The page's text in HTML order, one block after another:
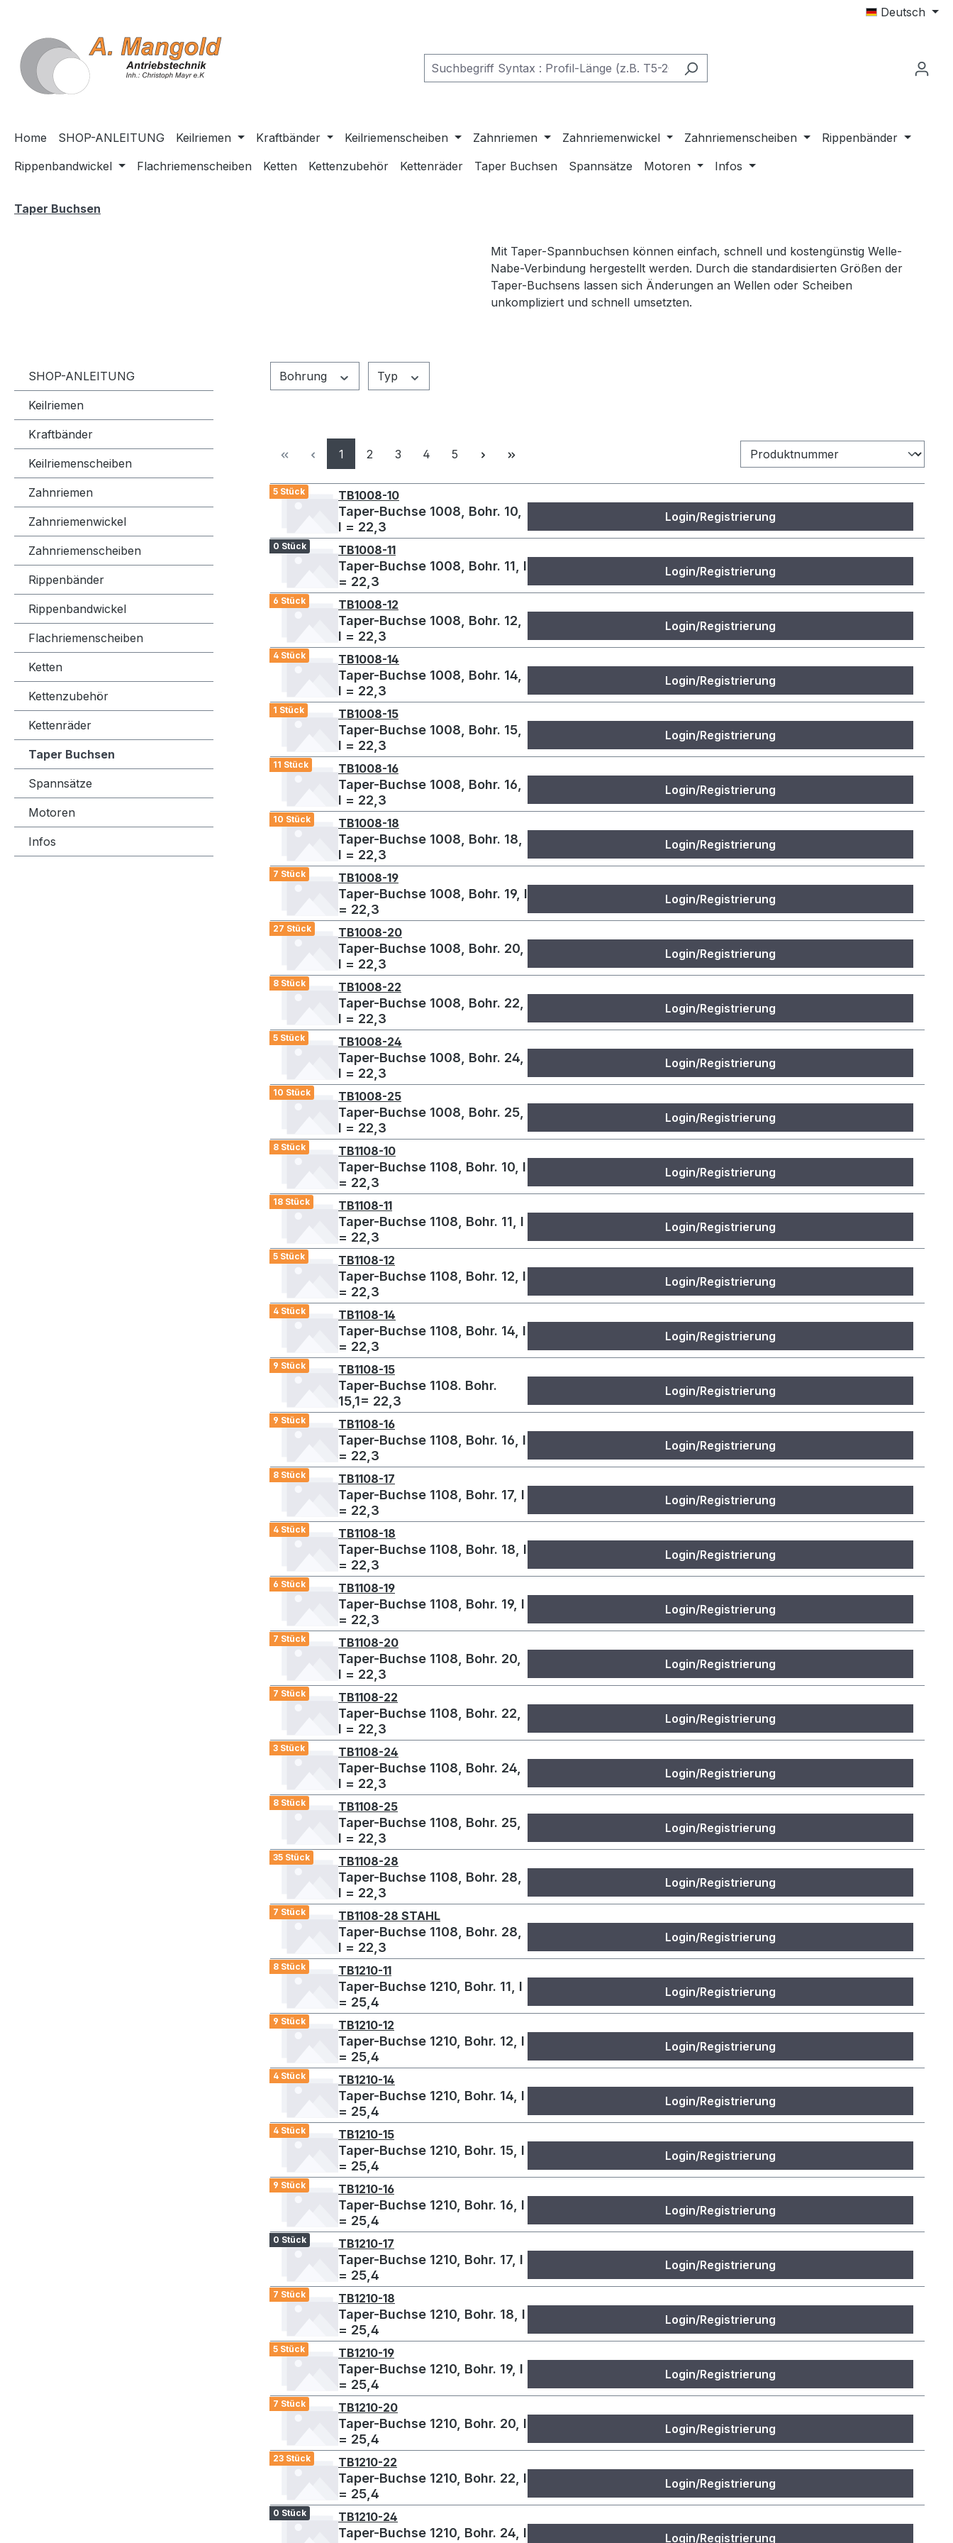
Deutsch
Home SHOP-ANLEITUNG Keilriemen Kraftbänder Keilriemenscheiben Zahnriemen Zahnriemenwickel Zahnriemenscheiben
Rippenbänder
Rippenbandwickel
Flachriemenscheiben Ketten Kettenzubehör Kettenräder Taper Buchsen Spannsätze Motoren Infos
Taper Buchsen
Mit Taper-Spannbuchsen können einfach, schnell und kostengünstig Welle-
Nabe-Verbindung hergestellt werden. Durch die standardisierten Größen der
Taper-Buchsens lassen sich Änderungen an Wellen oder Scheiben
unkompliziert und schnell umsetzten.
SHOP-ANLEITUNG
Keilriemen
Kraftbänder
Keilriemenscheiben
Zahnriemen
Zahnriemenwickel
Zahnriemenscheiben
Rippenbänder
Rippenbandwickel
Flachriemenscheiben
Ketten
Kettenzubehör
Kettenräder
Taper Buchsen
Spannsätze
Motoren
Infos
Bohrung Typ
Seite
1 Seite
2 Seite
3 Seite
4 Seite
5
5 Stück TB1008-10
Taper-Buchse 1008, Bohr. 10,
l = 22,3
Login/Registrierung
0 Stück TB1008-11
Taper-Buchse 1008, Bohr. 11, l
= 22,3
Login/Registrierung
6 Stück TB1008-12
Taper-Buchse 1008, Bohr. 12,
l = 22,3
Login/Registrierung
4 Stück TB1008-14
Taper-Buchse 1008, Bohr. 14,
l = 22,3
Login/Registrierung
1 Stück TB1008-15
Taper-Buchse 1008, Bohr. 15,
l = 22,3
Login/Registrierung
11 Stück TB1008-16
Taper-Buchse 1008, Bohr. 16,
l = 22,3
Login/Registrierung
10 Stück TB1008-18
Taper-Buchse 1008, Bohr. 18,
l = 22,3
Login/Registrierung
7 Stück TB1008-19
Taper-Buchse 1008, Bohr. 19, l
= 22,3
Login/Registrierung
27 Stück TB1008-20
Taper-Buchse 1008, Bohr. 20,
l = 22,3
Login/Registrierung
8 Stück TB1008-22
Taper-Buchse 1008, Bohr. 22,
l = 22,3
Login/Registrierung
5 Stück TB1008-24
Taper-Buchse 1008, Bohr. 24,
l = 22,3
Login/Registrierung
10 Stück TB1008-25
Taper-Buchse 1008, Bohr. 25,
l = 22,3
Login/Registrierung
8 Stück TB1108-10
Taper-Buchse 1108, Bohr. 10, l
= 22,3
Login/Registrierung
18 Stück TB1108-11
Taper-Buchse 1108, Bohr. 11, l
= 22,3
Login/Registrierung
5 Stück TB1108-12
Taper-Buchse 1108, Bohr. 12, l
= 22,3
Login/Registrierung
4 Stück TB1108-14
Taper-Buchse 1108, Bohr. 14, l
= 22,3
Login/Registrierung
9 Stück TB1108-15
Taper-Buchse 1108. Bohr.
15,1= 22,3
Login/Registrierung
9 Stück TB1108-16
Taper-Buchse 1108, Bohr. 16, l
= 22,3
Login/Registrierung
8 Stück TB1108-17
Taper-Buchse 1108, Bohr. 17, l
= 22,3
Login/Registrierung
4 Stück TB1108-18
Taper-Buchse 1108, Bohr. 18, l
= 22,3
Login/Registrierung
6 Stück TB1108-19
Taper-Buchse 1108, Bohr. 19, l
= 22,3
Login/Registrierung
7 Stück TB1108-20
Taper-Buchse 1108, Bohr. 20,
l = 22,3
Login/Registrierung
7 Stück TB1108-22
Taper-Buchse 1108, Bohr. 22,
l = 22,3
Login/Registrierung
3 Stück TB1108-24
Taper-Buchse 1108, Bohr. 24,
l = 22,3
Login/Registrierung
8 Stück TB1108-25
Taper-Buchse 1108, Bohr. 25,
l = 22,3
Login/Registrierung
35 Stück TB1108-28
Taper-Buchse 1108, Bohr. 28,
l = 22,3
Login/Registrierung
7 Stück TB1108-28 STAHL
Taper-Buchse 1108, Bohr. 28,
l = 22,3
Login/Registrierung
8 Stück TB1210-11
Taper-Buchse 1210, Bohr. 11, l
= 25,4
Login/Registrierung
9 Stück TB1210-12
Taper-Buchse 1210, Bohr. 12, l
= 25,4
Login/Registrierung
4 Stück TB1210-14
Taper-Buchse 1210, Bohr. 14, l
= 25,4
Login/Registrierung
4 Stück TB1210-15
Taper-Buchse 1210, Bohr. 15, l
= 25,4
Login/Registrierung
9 Stück TB1210-16
Taper-Buchse 1210, Bohr. 16, l
= 25,4
Login/Registrierung
0 Stück TB1210-17
Taper-Buchse 1210, Bohr. 17, l
= 25,4
Login/Registrierung
7 Stück TB1210-18
Taper-Buchse 1210, Bohr. 18, l
= 25,4
Login/Registrierung
5 Stück TB1210-19
Taper-Buchse 1210, Bohr. 19, l
= 25,4
Login/Registrierung
7 Stück TB1210-20
Taper-Buchse 1210, Bohr. 20, l
= 25,4
Login/Registrierung
23 Stück TB1210-22
Taper-Buchse 1210, Bohr. 22, l
= 25,4
Login/Registrierung
0 Stück TB1210-24
Taper-Buchse 1210, Bohr. 24, l
Login/Registrierung